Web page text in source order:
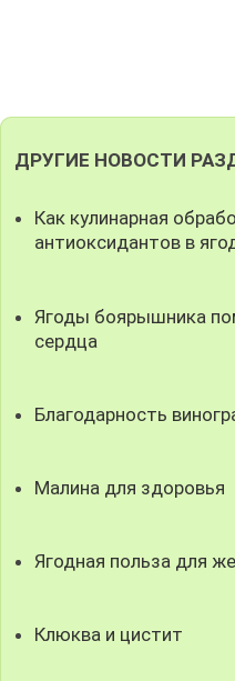
ДРУГИЕ НОВОСТИ
Как кулинарная
антиоксидантов в
Ягоды боярышника
сердца
Благодарность
Малина для здоровья
Ягодная польза для
Клюква и цистит